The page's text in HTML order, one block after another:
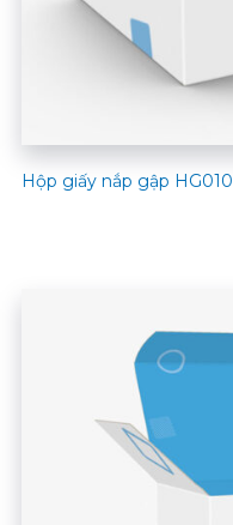
Hộp giấy nắp gập HG010